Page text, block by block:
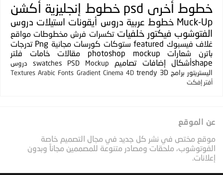
خطوط أخرى psd خطوط إنجليزية أكشن
Muck-Up خطوط عربية دروس أيقونات استيلات دروس
الفتوشوب فيكتور خلفيات تكسرات فرش مخطوطات مواقع
غلاف فيسبوك featured ستوكات كورسات مجانية Png تدرجات
باترن
شعارات photoshop mockup مقالات خامات
فلتر
shapeأشكال
إضافات تصاميم PSD Mockup
swatches
دروس
اليستريتور برامج 3D
trendy
Cinema 4D
Gradient
Arabic Fonts
Textures
أفتر إفكت
عن الموقع
موقع مختص في نشر كل جديد في مجال التصميم خاصة
الفوتوشوب، ملحقات ومصادر متنوعة للمصممين مجاناً وبدون
إعلانات.